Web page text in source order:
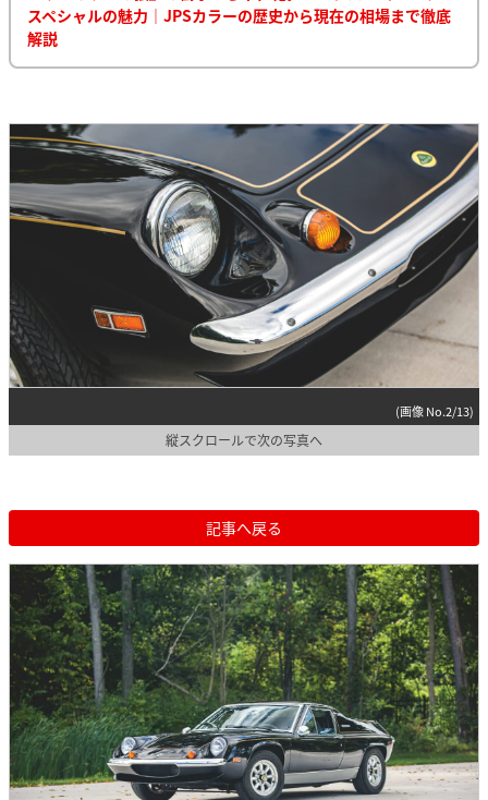
スペシャルの魅力｜JPSカラーの歴史から現在の相場まで徹底
解説
(画像 No.2/13)
縦スクロールで次の写真へ
記事へ戻る